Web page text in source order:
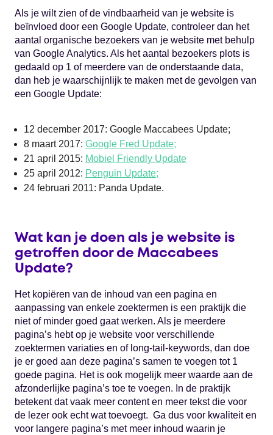
Als je wilt zien of de vindbaarheid van je website is
beïnvloed door een Google Update, controleer dan het
aantal organische bezoekers van je website met behulp
van Google Analytics. Als het aantal bezoekers plots is
gedaald op 1 of meerdere van de onderstaande data,
dan heb je waarschijnlijk te maken met de gevolgen van
een Google Update:
12 december 2017: Google Maccabees Update;
8 maart 2017: Google Fred Update;
21 april 2015: Mobiel Friendly Update
25 april 2012: Penguin Update;
24 februari 2011: Panda Update.
Wat kan je doen als je website is
getroffen door de Maccabees
Update?
Het kopiëren van de inhoud van een pagina en
aanpassing van enkele zoektermen is een praktijk die
niet of minder goed gaat werken. Als je meerdere
pagina’s hebt op je website voor verschillende
zoektermen variaties en of long-tail-keywords, dan doe
je er goed aan deze pagina’s samen te voegen tot 1
goede pagina. Het is ook mogelijk meer waarde aan de
afzonderlijke pagina’s toe te voegen. In de praktijk
betekent dat vaak meer content en meer tekst die voor
de lezer ook echt wat toevoegt. Ga dus voor kwaliteit en
voor langere pagina’s met meer inhoud waarin je